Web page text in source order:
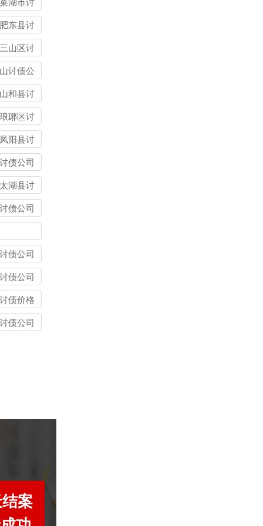
湖市讨
东县讨
山区讨
讨债公
和县讨
琊区讨
阳县讨
债公司
湖县讨
债公司
债公司
债公司
债价格
债公司
案